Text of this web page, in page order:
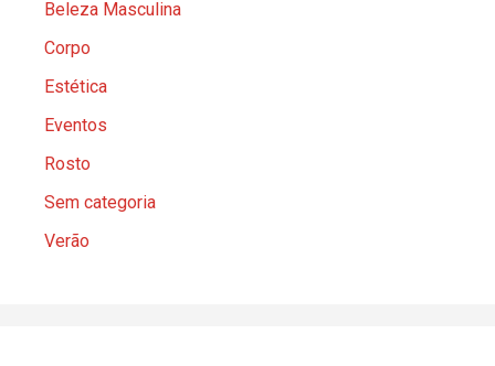
Beleza Masculina
Corpo
Estética
Eventos
Rosto
Sem categoria
Verão